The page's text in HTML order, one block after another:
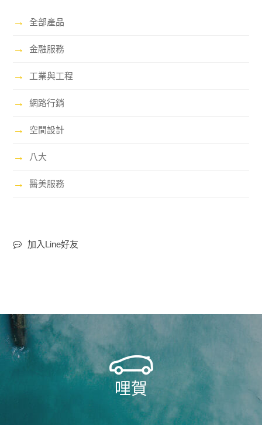
→ 全部產品
→ 金融服務
→ 工業與工程
→ 網路行銷
→ 空間設計
→ 八大
→ 醫美服務
加入Line好友
哩賀